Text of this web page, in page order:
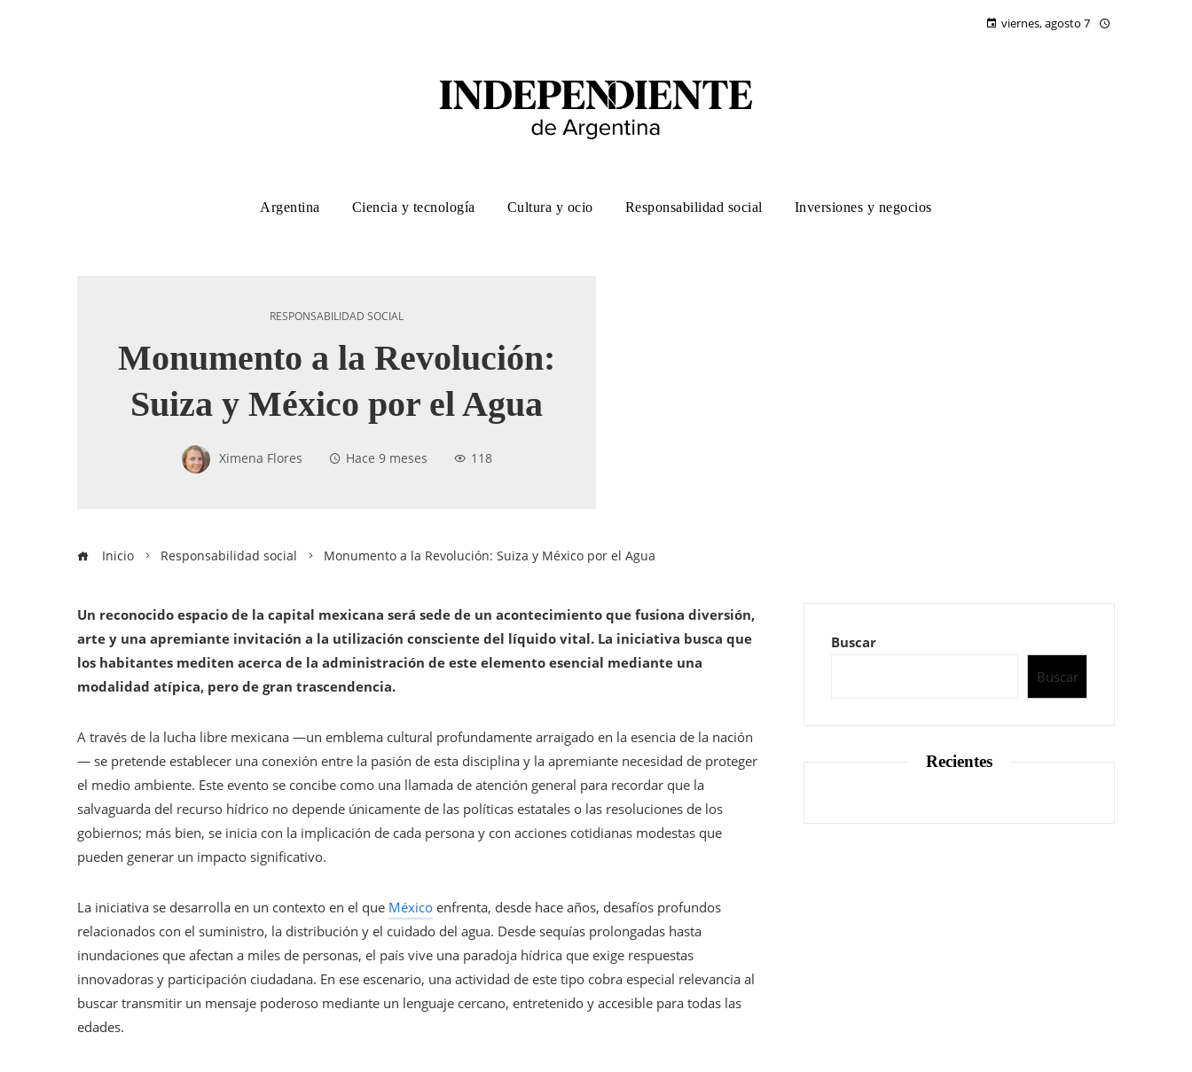
viernes, agosto 7
Argentina Ciencia y tecnología Cultura y ocio Responsabilidad social Inversiones y negocios
RESPONSABILIDAD SOCIAL
Monumento a la Revolución:
Suiza y México por el Agua
Ximena Flores Hace 9 meses 118
Inicio Responsabilidad social Monumento a la Revolución: Suiza y México por el Agua
Un reconocido espacio de la capital mexicana será sede de un acontecimiento que fusiona diversión,
arte y una apremiante invitación a la utilización consciente del líquido vital. La iniciativa busca que
los habitantes mediten acerca de la administración de este elemento esencial mediante una
modalidad atípica, pero de gran trascendencia.
A través de la lucha libre mexicana —un emblema cultural profundamente arraigado en la esencia de la nación
— se pretende establecer una conexión entre la pasión de esta disciplina y la apremiante necesidad de proteger
el medio ambiente. Este evento se concibe como una llamada de atención general para recordar que la
salvaguarda del recurso hídrico no depende únicamente de las políticas estatales o las resoluciones de los
gobiernos; más bien, se inicia con la implicación de cada persona y con acciones cotidianas modestas que
pueden generar un impacto significativo.
La iniciativa se desarrolla en un contexto en el que México enfrenta, desde hace años, desafíos profundos
relacionados con el suministro, la distribución y el cuidado del agua. Desde sequías prolongadas hasta
inundaciones que afectan a miles de personas, el país vive una paradoja hídrica que exige respuestas
innovadoras y participación ciudadana. En ese escenario, una actividad de este tipo cobra especial relevancia al
buscar transmitir un mensaje poderoso mediante un lenguaje cercano, entretenido y accesible para todas las
edades.
Buscar
Buscar
Recientes